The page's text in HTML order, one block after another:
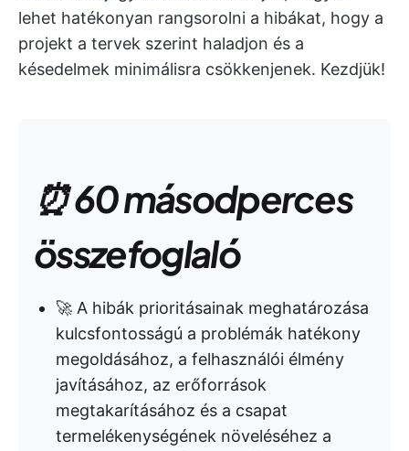
lehet hatékonyan rangsorolni a hibákat, hogy a
projekt a tervek szerint haladjon és a
késedelmek minimálisra csökkenjenek. Kezdjük!
⏰ 60 másodperces
összefoglaló
🚀 A hibák prioritásainak meghatározása
kulcsfontosságú a problémák hatékony
megoldásához, a felhasználói élmény
javításához, az erőforrások
megtakarításához és a csapat
termelékenységének növeléséhez a